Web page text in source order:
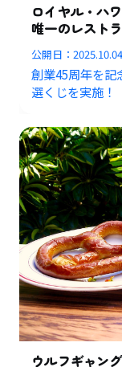
ロイヤル・ハ
唯一のレスト
公開日：2025.10.04
創業45周年を記
選くじを実施！
ウルフギャン